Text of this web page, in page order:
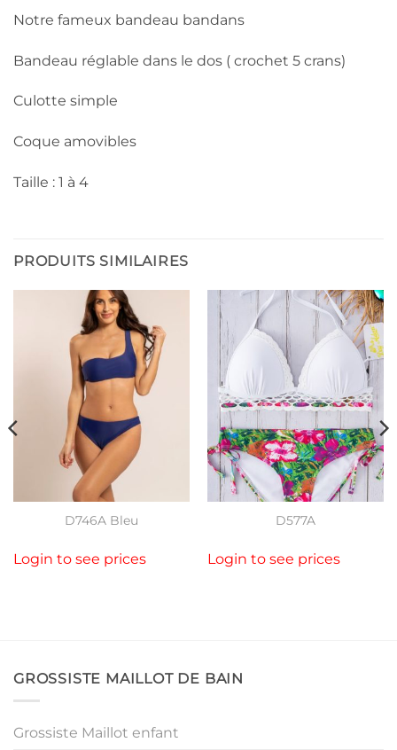
Notre fameux bandeau bandans
Bandeau réglable dans le dos ( crochet 5 crans)
Culotte simple
Coque amovibles
Taille : 1 à 4
PRODUITS SIMILAIRES
D746A Bleu
Login to see prices
D577A
Login to see prices
GROSSISTE MAILLOT DE BAIN
Grossiste Maillot enfant